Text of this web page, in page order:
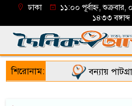
ঢাকা
১১:০০ পূর্বাহ্ন,
১৪৩৩ বঙ্গাব্দ
শিরোনাম: বন্যায়